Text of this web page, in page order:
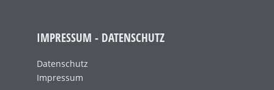
IMPRESSUM - DATENSCHUTZ
Datenschutz
Impressum